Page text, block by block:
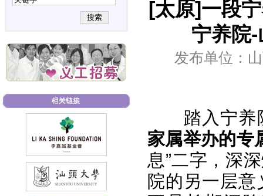
搜索
[太原]一段
宁养院
发布单位：
踏入宁养
家属举办的专
息”二字，深
院的另一层